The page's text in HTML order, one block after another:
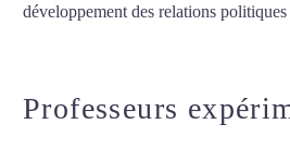
développement des relations
Professeurs